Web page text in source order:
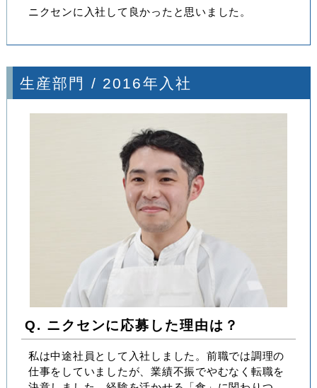
ニクセンに入社して良かったと思いました。
生産部門 / 2016年入社
Q. ニクセンに応募した理由は？
私は中途社員として入社しました。前職では調理の
仕事をしていましたが、業績不振でやむなく転職を